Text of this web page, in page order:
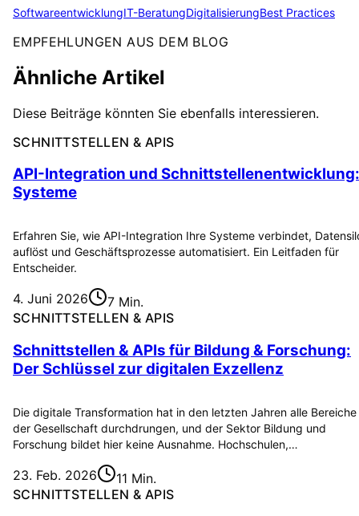
SoftwareentwicklungIT-BeratungDigitalisierungBest Practices
EMPFEHLUNGEN AUS DEM BLOG
Ähnliche Artikel
Diese Beiträge könnten Sie ebenfalls interessieren.
SCHNITTSTELLEN & APIS
API-Integration und Schnittstellenentwicklung:
Systeme
Erfahren Sie, wie API-Integration Ihre Systeme verbindet,
auflöst und Geschäftsprozesse automatisiert. Ein Leitfaden für
Entscheider.
4. Juni 2026
7 Min.
SCHNITTSTELLEN & APIS
Schnittstellen & APIs für Bildung & Forschung:
Der Schlüssel zur digitalen Exzellenz
Die digitale Transformation hat in den letzten Jahren alle Bereiche
der Gesellschaft durchdrungen, und der Sektor Bildung und
Forschung bildet hier keine Ausnahme. Hochschulen,…
23. Feb. 2026
11 Min.
SCHNITTSTELLEN & APIS